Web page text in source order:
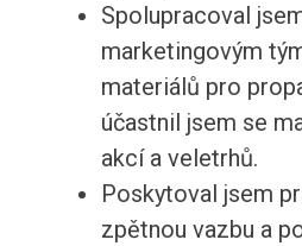
Spolupracoval
marketingovým
materiálů pro
účastnil jsem se
akcí a veletrhů.
Poskytoval jsem
zpětnou vazbu a